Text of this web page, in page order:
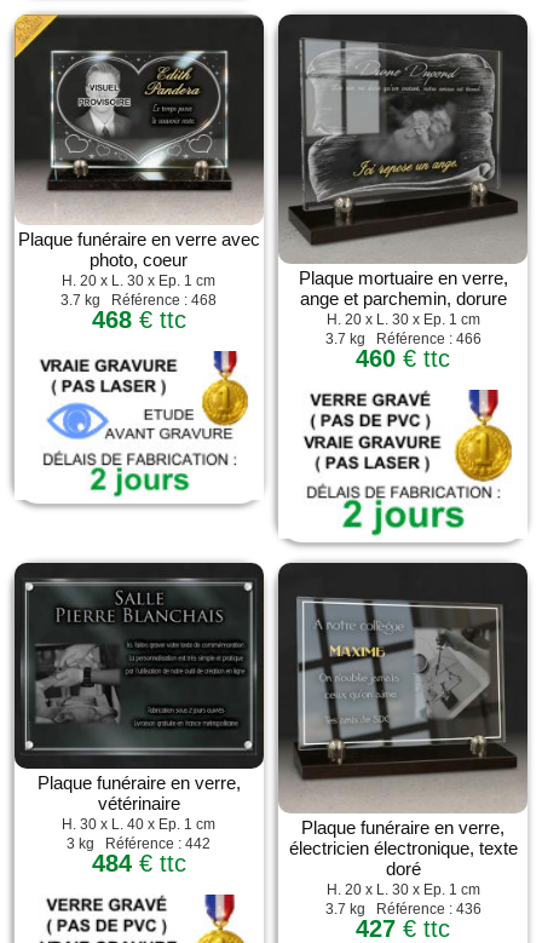
Plaque funéraire en verre avec
photo, coeur
H. 20 x L. 30 x Ep. 1 cm
3.7 kg Référence : 468
468€ ttc
Plaque mortuaire en verre,
ange et parchemin, dorure
H. 20 x L. 30 x Ep. 1 cm
3.7 kg Référence : 466
460 € ttc
Plaque funéraire en verre,
vétérinaire
H. 30 x L. 40 x Ep. 1 cm
3 kg Référence : 442
484€ ttc
Plaque funéraire en verre,
électricien électronique, texte
doré
H. 20 x L. 30 x Ep. 1 cm
3.7 kg Référence : 436
427 € ttc